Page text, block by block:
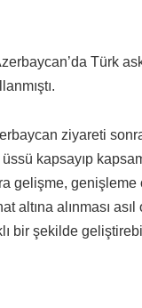
Türk
ziyareti
kapsayıp
gelişme,
altına alınması
bir şekilde